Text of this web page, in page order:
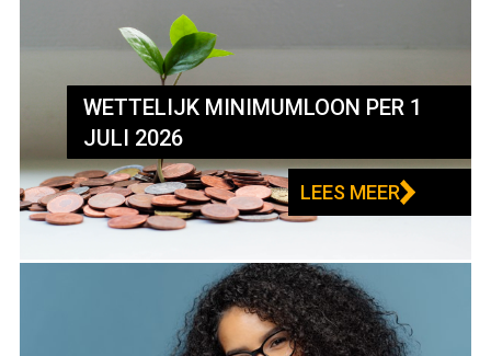
WETTELIJK MINIMUMLOON PER 1
JULI 2026
LEES MEER